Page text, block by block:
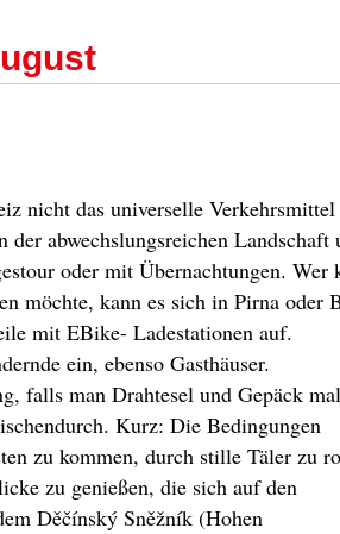
nicht das universelle Verkehrsmittel
abwechslungsreichen Landschaft
oder mit Übernachtungen. Wer
möchte, kann es sich in Pirna oder
mit EBike- Ladestationen auf.
ein, ebenso Gasthäuser.
falls man Drahtesel und Gepäck mal
Kurz: Die Bedingungen
zu kommen, durch stille Täler zu
zu genießen, die sich auf den
Děčínský Sněžník (Hohen